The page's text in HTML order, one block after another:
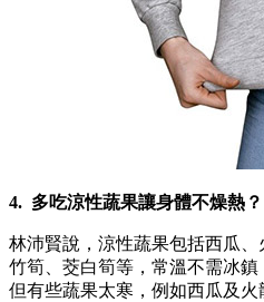
4. 多吃涼性蔬果讓身體不燥熱？
林沛賢說，涼性蔬果包括西瓜、
竹筍、茭白筍等，常溫不需冰鎮
但有些蔬果太寒，例如西瓜及